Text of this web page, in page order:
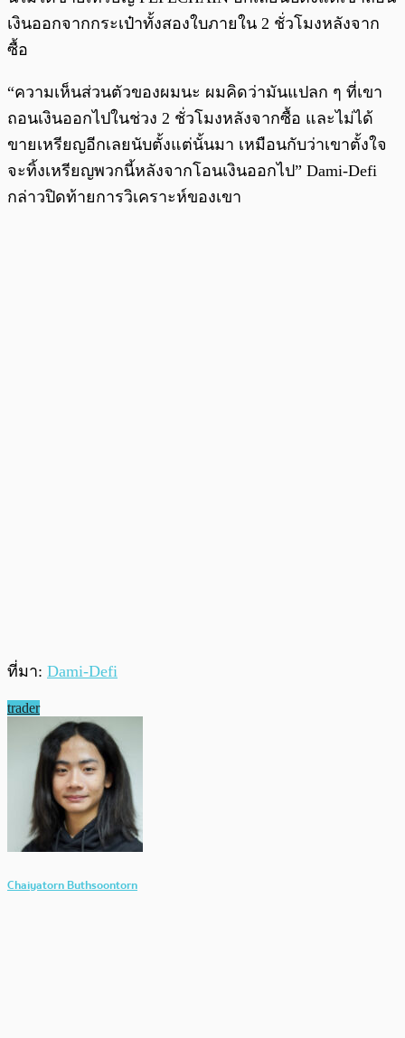
เงินออกจากกระเป๋าทั้งสองใบภายใน 2 ชั่วโมงหลังจาก
ซื้อ
“ความเห็นส่วนตัวของผมนะ ผมคิดว่ามันแปลก ๆ ที่เขา
ถอนเงินออกไปในช่วง 2 ชั่วโมงหลังจากซื้อ และไม่ได้
ขายเหรียญอีกเลยนับตั้งแต่นั้นมา เหมือนกับว่าเขาตั้งใจ
จะทิ้งเหรียญพวกนี้หลังจากโอนเงินออกไป” Dami-Defi
กล่าวปิดท้ายการวิเคราะห์ของเขา
ที่มา: Dami-Defi
trader
Chaiyatorn Buthsoontorn